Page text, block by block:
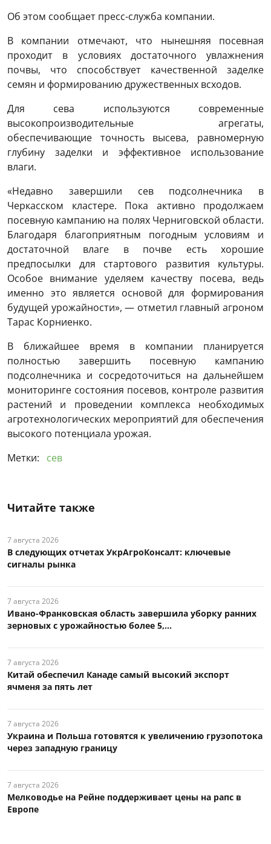
Об этом сообщает пресс-служба компании.
В компании отмечают, что нынешняя посевная
проходит в условиях достаточного увлажнения
почвы, что способствует качественной заделке
семян и формированию дружественных всходов.
Для сева используются современные
высокопроизводительные агрегаты,
обеспечивающие точность высева, равномерную
глубину заделки и эффективное использование
влаги.
«Недавно завершили сев подсолнечника в
Черкасском кластере. Пока активно продолжаем
посевную кампанию на полях Черниговской области.
Благодаря благоприятным погодным условиям и
достаточной влаге в почве есть хорошие
предпосылки для стартового развития культуры.
Особое внимание уделяем качеству посева, ведь
именно это является основой для формирования
будущей урожайности», — отметил главный агроном
Тарас Корниенко.
В ближайшее время в компании планируется
полностью завершить посевную кампанию
подсолнечника и сосредоточиться на дальнейшем
мониторинге состояния посевов, контроле развития
растений и проведении комплекса необходимых
агротехнологических мероприятий для обеспечения
высокого потенциала урожая.
Метки:
сев
Читайте также
7 августа 2026
В следующих отчетах УкрАгроКонсалт: ключевые
сигналы рынка
7 августа 2026
Ивано-Франковская область завершила уборку ранних
зерновых с урожайностью более 5,...
7 августа 2026
Китай обеспечил Канаде самый высокий экспорт
ячменя за пять лет
7 августа 2026
Украина и Польша готовятся к увеличению грузопотока
через западную границу
7 августа 2026
Мелководье на Рейне поддерживает цены на рапс в
Европе